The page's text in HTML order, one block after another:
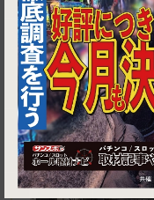
東京都目黒区平町1-26-